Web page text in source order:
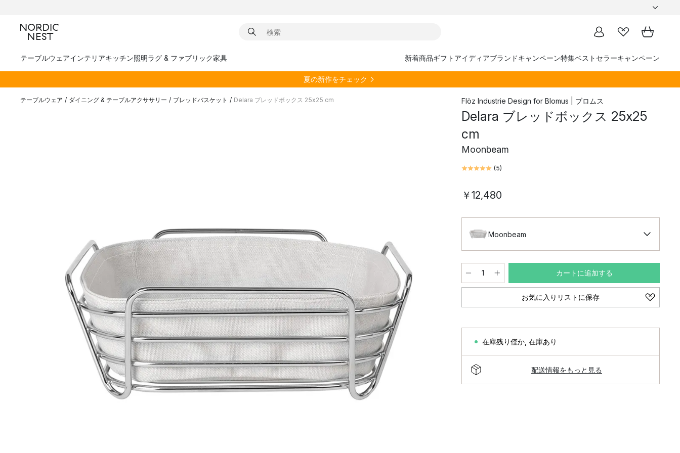
テーブルウェアインテリアキッチン照明ラグ & ファブリック家具 新着商品ギフトアイディアブランドキャンペーン特集ベストセラーキャンペーン
夏の新作をチェック
テーブルウェア / ダイニング & テーブルアクササリー / ブレッドバスケット / Delara ブレッドボックス 25x25 cm Flöz Industrie Design for Blomus | ブロムス
Delara ブレッドボックス 25x25
cm
Moonbeam
(5)
￥12,480
Moonbeam
カートに追加する
お気に入りリストに保存
在庫残り僅か 在庫あり
配送情報をもっと見る